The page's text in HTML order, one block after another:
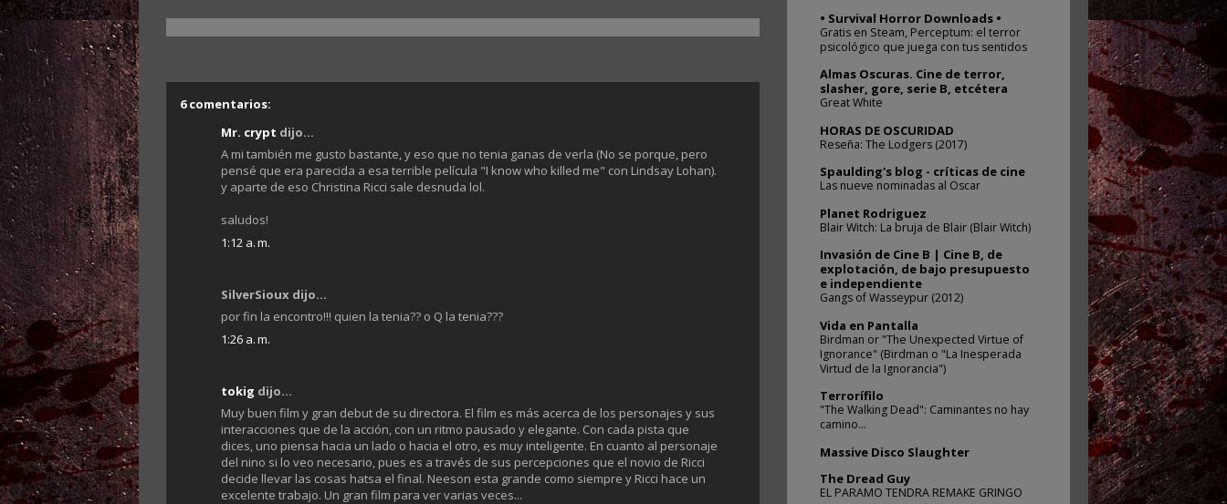
6 comentarios:
Mr. crypt dijo...
A mi también me gusto bastante, y eso que no tenia ganas de verla (No se porque, pero
pensé que era parecida a esa terrible película "I know who killed me" con Lindsay Lohan).
y aparte de eso Christina Ricci sale desnuda lol.
saludos!
1:12 a. m.
SilverSioux dijo...
por fin la encontro!!! quien la tenia?? o Q la tenia???
1:26 a. m.
tokig dijo...
Muy buen film y gran debut de su directora. El film es más acerca de los personajes y sus
interacciones que de la acción, con un ritmo pausado y elegante. Con cada pista que
dices, uno piensa hacia un lado o hacia el otro, es muy inteligente. En cuanto al personaje
del nino si lo veo necesario, pues es a través de sus percepciones que el novio de Ricci
decide llevar las cosas hatsa el final. Neeson esta grande como siempre y Ricci hace un
excelente trabajo. Un gran film para ver varias veces...
• Survival Horror Downloads •
Gratis en Steam, Perceptum: el terror
psicológico que juega con tus sentidos
Almas Oscuras. Cine de terror,
slasher, gore, serie B, etcétera
Great White
HORAS DE OSCURIDAD
Reseña: The Lodgers (2017)
Spaulding's blog - críticas de cine
Las nueve nominadas al Oscar
Planet Rodriguez
Blair Witch: La bruja de Blair (Blair Witch)
Invasión de Cine B | Cine B, de
explotación, de bajo presupuesto
e independiente
Gangs of Wasseypur (2012)
Vida en Pantalla
Birdman or "The Unexpected Virtue of
Ignorance" (Birdman o "La Inesperada
Virtud de la Ignorancia")
Terrorífilo
"The Walking Dead": Caminantes no hay
camino...
Massive Disco Slaughter
The Dread Guy
EL PARAMO TENDRA REMAKE GRINGO